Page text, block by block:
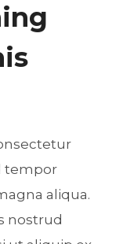
tempor
aliqua.
nostrud